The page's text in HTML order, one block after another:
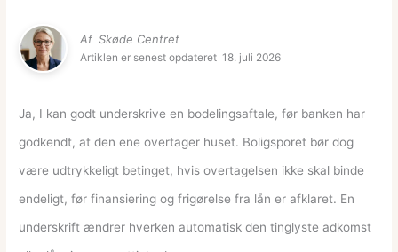
Af Skøde Centret
Artiklen er senest opdateret 18. juli 2026
Ja, I kan godt underskrive en bodelingsaftale, før banken har
godkendt, at den ene overtager huset. Boligsporet bør dog
være udtrykkeligt betinget, hvis overtagelsen ikke skal binde
endeligt, før finansiering og frigørelse fra lån er afklaret. En
underskrift ændrer hverken automatisk den tinglyste adkomst